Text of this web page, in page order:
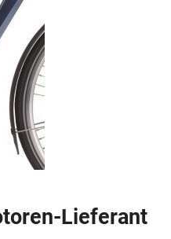
Lieferant